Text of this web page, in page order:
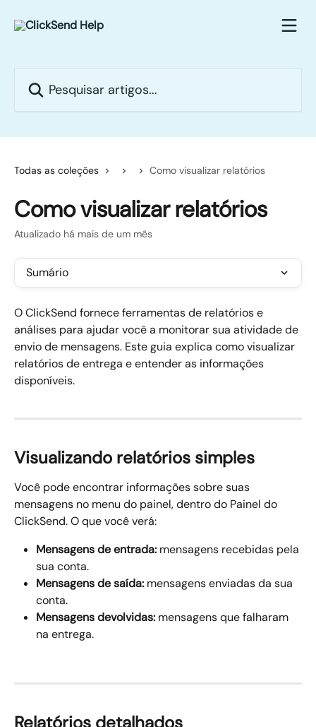
Todas as coleções Como visualizar relatórios
Como visualizar relatórios
Atualizado há mais de um mês
Sumário
O ClickSend fornece ferramentas de relatórios e
análises para ajudar você a monitorar sua atividade de
envio de mensagens. Este guia explica como visualizar
relatórios de entrega e entender as informações
disponíveis.
Visualizando relatórios simples
Você pode encontrar informações sobre suas
mensagens no menu do painel, dentro do Painel do
ClickSend. O que você verá:
Mensagens de entrada: mensagens recebidas pela
sua conta.
Mensagens de saída: mensagens enviadas da sua
conta.
Mensagens devolvidas: mensagens que falharam
na entrega.
Relatórios detalhados